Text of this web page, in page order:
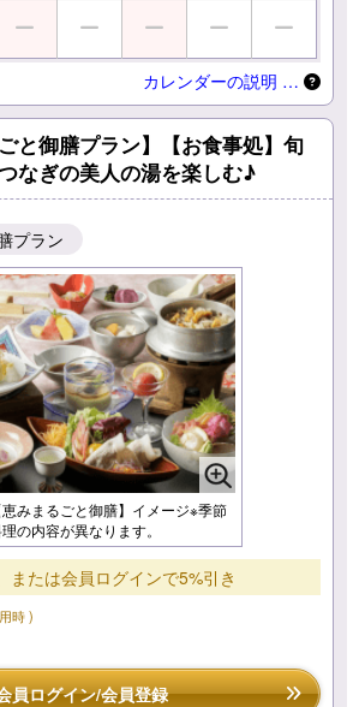
カレンダーの説明 …
と御膳プラン】【お食事処】旬
なぎの美人の湯を楽しむ♪
プラン
みまるごと御膳】イメージ※季節
の内容が異なります。
たは会員ログインで5%引き
時 )
員ログイン/会員登録